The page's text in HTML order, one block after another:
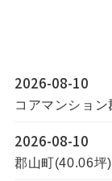
2026-08-10
コアマンショ
2026-08-10
郡山町(40.06坪